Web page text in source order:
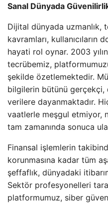
Sanal Dünyada
Dijital dünyada uzmanlık,
kavramları, kullanıcıların
hayati rol oynar. 2003
tecrübemiz,
şekilde özetlemektedir.
bilgilerin bütünü gerçekçi,
verilere dayanmaktadır.
vaatlerle meşgul etmiyor,
tam zamanında sonuca
Finansal işlemlerin
korunmasına kadar tüm
şeffaflık, dünyadaki
Sektör profesyonelleri
platformumuz, siber